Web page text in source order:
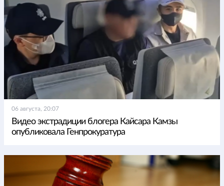
06 августа, 20:07
Видео экстрадиции блогера Кайсара Камзы
опубликовала Генпрокуратура